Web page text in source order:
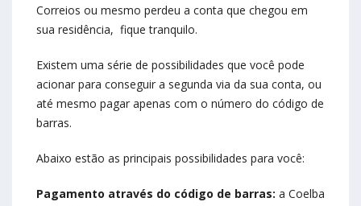
Correios ou mesmo perdeu a conta que chegou em
sua residência, fique tranquilo.
Existem uma série de possibilidades que você pode
acionar para conseguir a segunda via da sua conta, ou
até mesmo pagar apenas com o número do código de
barras.
Abaixo estão as principais possibilidades para você:
Pagamento através do código de barras: a Coelba